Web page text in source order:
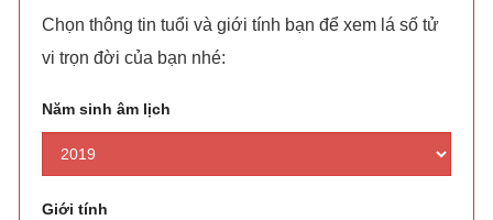
Chọn thông tin tuổi và giới tính bạn để xem lá số tử
vi trọn đời của bạn nhé:
Năm sinh âm lịch
Giới tính